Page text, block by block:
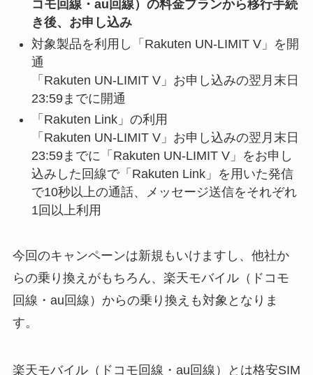
コモ回線・au回線）の料金プランから移行手続
き後、お申し込み
対象製品を利用 し「Rakuten UN-LIMIT V」を開
通
「Rakuten UN-LIMIT V」お申し込みの翌月末日
23:59までに開通
「Rakuten Link」の利用
「Rakuten UN-LIMIT V」お申し込みの翌月末日
23:59までに「Rakuten UN-LIMIT V」をお申し
込みした回線で「Rakuten Link」を用いた発信
で10秒以上の通話、メッセージ送信をそれぞれ
1回以上利用
今回のキャンペーンは新規もいけますし、他社か
らの乗り換えがもちろん、楽天モバイル（ドコモ
回線・au回線）からの乗り換えも対象となりま
す。
楽天モバイル（ドコモ回線・au回線）とは格安SIM